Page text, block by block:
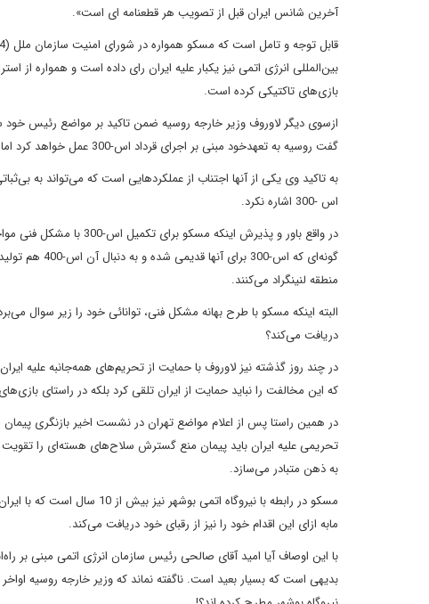
آخرین شانس ایران قبل از تصویب هر قطعنامه ای است».
قابل توجه و تامل است که مسکو همواره در شورای امنیت سازمان ملل (4 بار برای 3 قطعنامه و یک بیانیه علیه ایران رای داده است و در شورای
بین‌المللی انرژی اتمی نیز یکبار علیه ایران رای داده است و همواره از
بازی‌های تاکتیکی کرده است.
ازسوی دیگر لاوروف وزیر خارجه روسیه ضمن تاکید بر مواضع رئیس
گفت روسیه به تعهدخود مبنی بر اجرای قرداد اس-300 عمل خواهد کرد اما پیش از آن چند مسئله وجود
به تاکید وی یکی از آنها اجتناب از عملکردهایی است که می‌تواند به
اس -300 اشاره نکرد
.
در واقع باور و پذیرش اینکه مسکو برای تکمیل اس-300 با مشکل فنی مواجه است سخت
گونه‌ای که
اس-300
منطقه لنینگراد می‌کنند.
البته اینکه مسکو با طرح بهانه مشکل فنی، توانائی خود را زیر سوال
دریافت می‌کند؟
در چند روز گذشته نیز لاوروف با حمایت از تحریم‌های همه‌جانبه علیه
که این مخالفت را نباید حمایت از ایران تلقی کرد بلکه در راستای
در همین راستا پس از اعلام مواضع تهران در نشست اخیر بازنگری
تحریمی علیه ایرانباید پیمان منع گسترش سلاح‌های هسته‌ای را
به ذهن متبادر می‌سازد.
مسکو در رابطه با نیروگاه اتمی بوشهر نیز بیش از 10 سال است که با ایران بازی
مابه ازای این اقدام خود را نیز از رقبای خود دریافت می‌کند.
با این اوصاف آیا امید آقای صالحی رئیس سازمان انرژی اتمی مبنی بر
بدیهی است که بسیار بعید است. ناگفته نماند که وزیر خارجه روسیه